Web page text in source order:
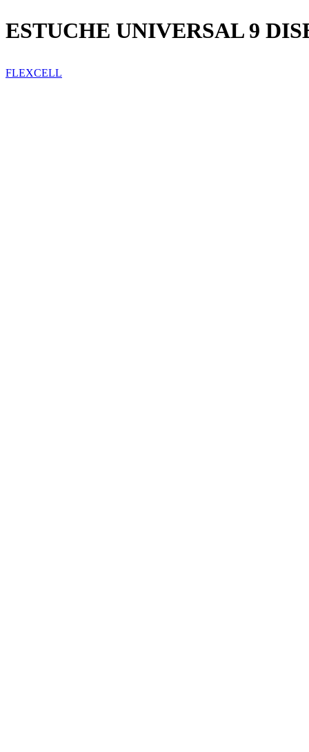
ESTUCHE UNIVERSAL 9
FLEXCELL